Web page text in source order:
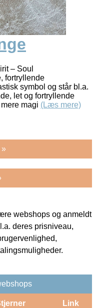
– Soul
fortryllende
symbol og står bl.a.
let og fortryllende
magi (Læs mere)
»
webshops og anmeldt
deres prisniveau,
Link